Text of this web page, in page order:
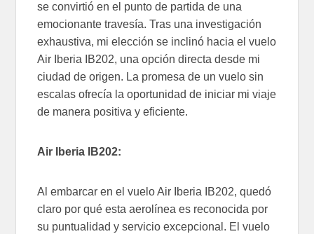
se convirtió en el punto de partida de una
emocionante travesía. Tras una investigación
exhaustiva, mi elección se inclinó hacia el vuelo
Air Iberia IB202, una opción directa desde mi
ciudad de origen. La promesa de un vuelo sin
escalas ofrecía la oportunidad de iniciar mi viaje
de manera positiva y eficiente.
Air Iberia IB202:
Al embarcar en el vuelo Air Iberia IB202, quedó
claro por qué esta aerolínea es reconocida por
su puntualidad y servicio excepcional. El vuelo